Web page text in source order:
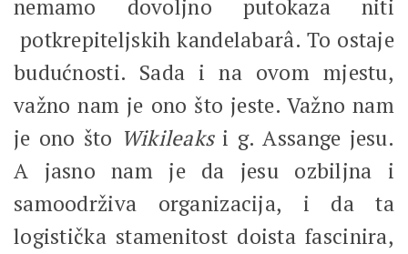
nemamo dovoljno putokaza niti
potkrepiteljskih kandelabarâ. To ostaje
budućnosti. Sada i na ovom mjestu,
važno nam je ono što jeste. Važno nam
je ono što Wikileaksi g. Assange jesu.
A jasno nam je da jesu ozbiljna i
samoodrživa organizacija, i da ta
logistička stamenitost doista fascinira,